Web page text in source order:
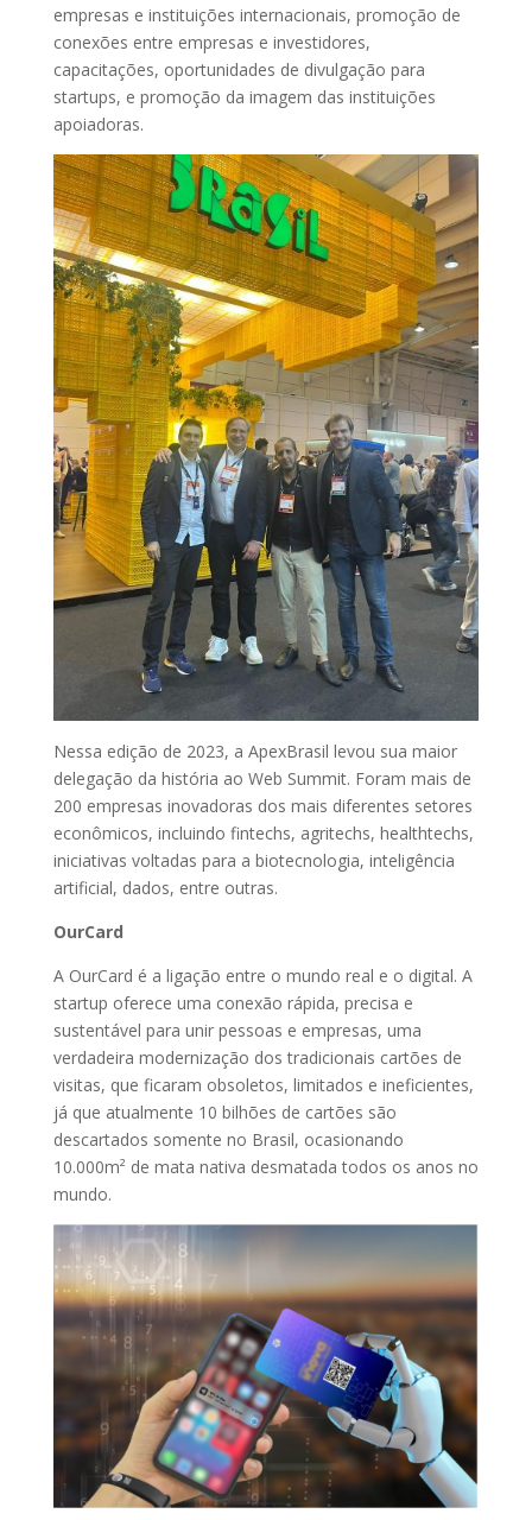
empresas e instituições internacionais, promoção de
conexões entre empresas e investidores,
capacitações, oportunidades de divulgação para
startups, e promoção da imagem das instituições
apoiadoras.
Nessa edição de 2023, a ApexBrasil levou sua maior
delegação da história ao Web Summit. Foram mais de
200 empresas inovadoras dos mais diferentes setores
econômicos, incluindo fintechs, agritechs, healthtechs,
iniciativas voltadas para a biotecnologia, inteligência
artificial, dados, entre outras.
OurCard
A OurCard é a ligação entre o mundo real e o digital. A
startup oferece uma conexão rápida, precisa e
sustentável para unir pessoas e empresas, uma
verdadeira modernização dos tradicionais cartões de
visitas, que ficaram obsoletos, limitados e ineficientes,
já que atualmente 10 bilhões de cartões são
descartados somente no Brasil, ocasionando
10.000m² de mata nativa desmatada todos os anos no
mundo.